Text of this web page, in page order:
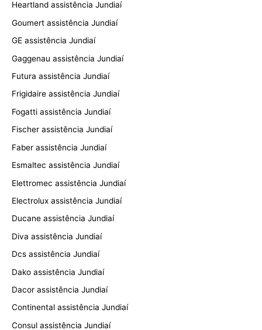
Heartland assistência Jundiaí
Goumert assistência Jundiaí
GE assistência Jundiaí
Gaggenau assistência Jundiaí
Futura assistência Jundiaí
Frigidaire assistência Jundiaí
Fogatti assistência Jundiaí
Fischer assistência Jundiaí
Faber assistência Jundiaí
Esmaltec assistência Jundiaí
Elettromec assistência Jundiaí
Electrolux assistência Jundiaí
Ducane assistência Jundiaí
Diva assistência Jundiaí
Dcs assistência Jundiaí
Dako assistência Jundiaí
Dacor assistência Jundiaí
Continental assistência Jundiaí
Consul assistência Jundiaí